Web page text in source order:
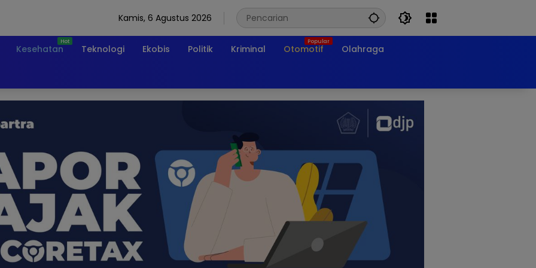
Kamis, 6 Agustus 2026
Kesehatan Teknologi Ekobis Politik Kriminal Otomotif Olahraga